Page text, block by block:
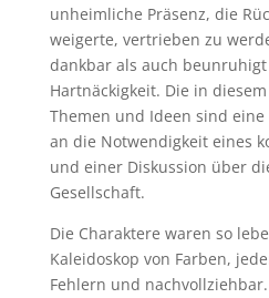
unheimliche Präsenz, die
weigerte, vertrieben zu
dankbar als auch beunruhigt
Hartnäckigkeit. Die in
Themen und Ideen sind
an die Notwendigkeit eines
und einer Diskussion über
Gesellschaft.
Die Charaktere waren so
Kaleidoskop von Farben,
Fehlern und